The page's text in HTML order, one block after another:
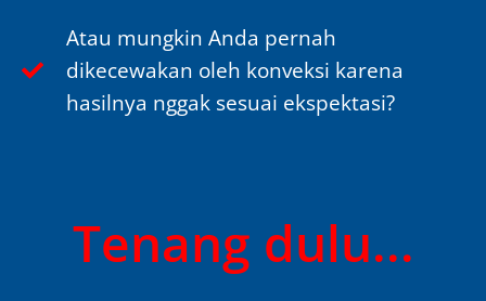
Atau mungkin Anda pernah
dikecewakan oleh konveksi karena
hasilnya nggak sesuai ekspektasi?
Tenang dulu...